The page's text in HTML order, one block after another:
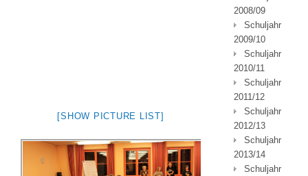
[SHOW PICTURE LIST]
2008/09
Schuljahr
2009/10
Schuljahr
2010/11
Schuljahr
2011/12
Schuljahr
2012/13
Schuljahr
2013/14
Schuljahr